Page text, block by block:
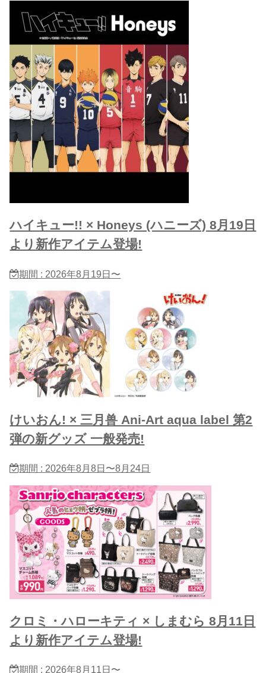
ハイキュー!! × Honeys (ハニーズ) 8月19日
より新作アイテム登場!
期間 : 2026年8月19日〜
けいおん! × 三月兽 Ani-Art aqua label 第2
弾の新グッズ 一般発売!
期間 : 2026年8月8日〜8月24日
クロミ・ハローキティ × しまむら 8月11日
より新作アイテム登場!
期間 : 2026年8月11日〜